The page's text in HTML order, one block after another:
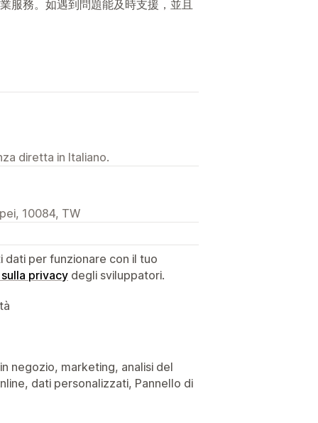
服務。如遇到問題能及時支援，並且
diretta in Italiano.
10084, TW
per funzionare con il tuo
privacy degli sviluppatori.
negozio, marketing, analisi del
dati personalizzati, Pannello di